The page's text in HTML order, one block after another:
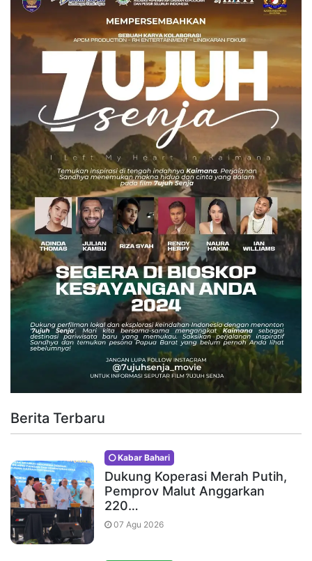
Berita Terbaru
Kabar Bahari
Dukung Koperasi Merah Putih,
Pemprov Malut Anggarkan
220…
07 Agu 2026